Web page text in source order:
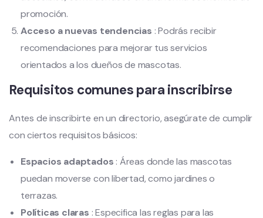
promoción.
Acceso a nuevas tendencias : Podrás recibir
recomendaciones para mejorar tus servicios
orientados a los dueños de mascotas.
Requisitos comunes para inscribirse
Antes de inscribirte en un directorio, asegúrate de cumplir
con ciertos requisitos básicos:
Espacios adaptados : Áreas donde las mascotas
puedan moverse con libertad, como jardines o
terrazas.
Políticas claras : Especifica las reglas para las